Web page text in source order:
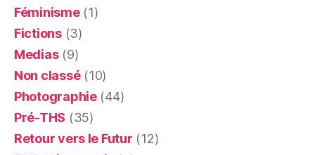
Féminisme(1)
Fictions(3)
Medias(9)
Non classé(10)
Photographie(44)
Pré-THS (35)
Retour vers le Futur (12)